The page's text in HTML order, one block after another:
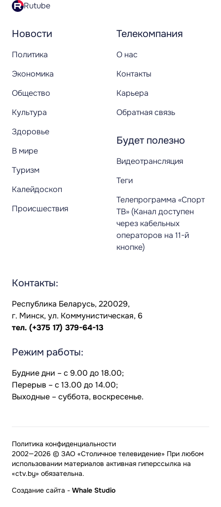
Новости
Политика
Экономика
Общество
Культура
Здоровье
В мире
Туризм
Калейдоскоп
Происшествия
Телекомпания
О нас
Контакты
Карьера
Обратная связь
Будет полезно
Видеотрансляция
Теги
Телепрограмма «Спорт
ТВ» (Канал доступен
через кабельных
операторов на 11-й
кнопке)
Rutube
Контакты:
Республика Беларусь, 220029,
г. Минск, ул. Коммунистическая, 6
тел. (+375 17) 379-64-13
Режим работы:
Будние дни – с 9.00 до 18.00;
Перерыв – с 13.00 до 14.00;
Выходные – суббота, воскресенье.
2002—2026 © ЗАО «Столичное телевидение» При любом
использовании материалов активная гиперссылка на
«ctv.by» обязательна.
Политика конфиденциальности
Создание сайта - Whale Studio